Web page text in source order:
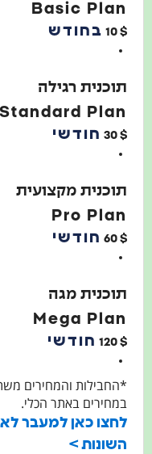
Basic Plan
$
10 בחודש
תוכנית רגילה
Standard Plan
$
30 חודשי
תוכנית מקצועית
Pro Plan
$
60 חודשי
תוכנית מגה
Mega Plan
$
120 חודשי
*החבילות והמחירים
במחירים באתר הכלי.
לחצו כאן למעבר
השונות >